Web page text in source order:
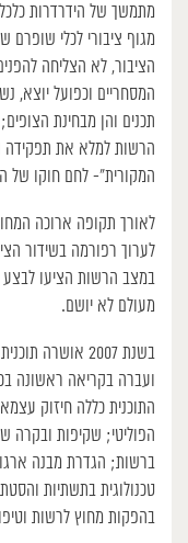
מתמשך של הידרדרות
מגוף ציבורי לכלי שופרם
הציבור, לא הצליחה
המסחריים וכפועל יוצא,
תכנים והן מבחינת
הרשות למלא את תפקידה
המקורית”- לחם חוקו של
לאורך תקופה ארוכה
לערוך רפורמה בשידור
במצב הרשות הציעו
מעולם לא יושם.
בשנת 2007
התוכנית כללה חיזוק
הפוליטי; שקיפות ובקרה
ברשות; הגדרת מבנה
טכנולוגית בתשתיות
בהפקות מחוץ לרשות